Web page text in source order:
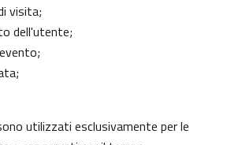
visita;
dell'utente;
utilizzati esclusivamente per le